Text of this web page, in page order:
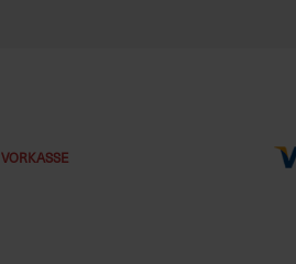
VORKASSE